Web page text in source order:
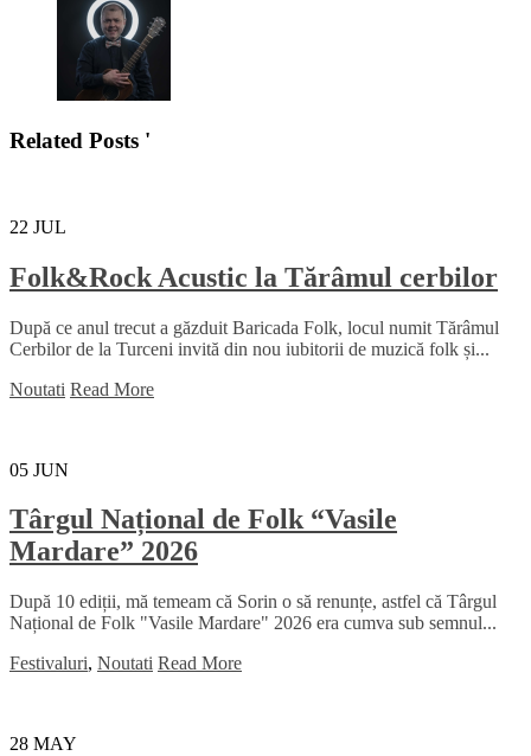
Related Posts '
22 JUL
Folk&Rock Acustic la Tărâmul cerbilor
După ce anul trecut a găzduit Baricada Folk, locul numit Tărâmul
Cerbilor de la Turceni invită din nou iubitorii de muzică folk și...
Noutati Read More
05 JUN
Târgul Național de Folk “Vasile
Mardare” 2026
După 10 ediții, mă temeam că Sorin o să renunțe, astfel că Târgul
Național de Folk "Vasile Mardare" 2026 era cumva sub semnul...
Festivaluri, Noutati Read More
28 MAY